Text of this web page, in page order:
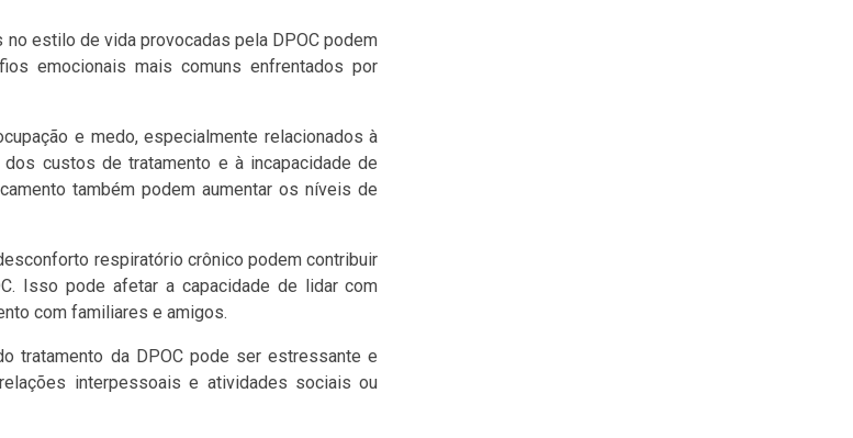
estilo de vida provocadas pela DPOC podem
emocionais mais comuns enfrentados por
e medo, especialmente relacionados à
custos de tratamento e à incapacidade de
também podem aumentar os níveis de
respiratório crônico podem contribuir
Isso pode afetar a capacidade de lidar com
com familiares e amigos.
tratamento da DPOC pode ser estressante e
interpessoais e atividades sociais ou